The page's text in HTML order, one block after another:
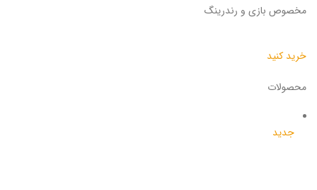
مخصوص بازی و رندرینگ
خرید کنید
محصولات
جدید